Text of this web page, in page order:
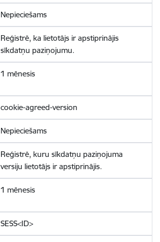
Nepieciešams
Reģistrē, ka lietotājs ir apstiprinājis
sīkdatņu paziņojumu.
1 mēnesis
cookie-agreed-version
Nepieciešams
Reģistrē, kuru sīkdatņu paziņojuma
versiju lietotājs ir apstiprinājis.
1 mēnesis
SESS<ID>